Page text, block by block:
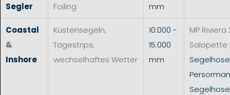
Segler
Foiling
mm
Coastal
&
Inshore
Küstensegeln,
Tagestrips,
wechselhaftes Wetter
10.000 -
15.000
mm
MP Riviera
Salopette